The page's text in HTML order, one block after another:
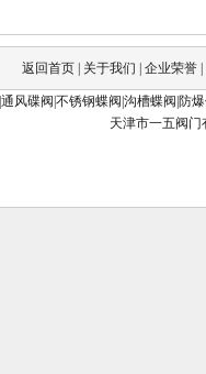
返回首页 关于我们 企业荣誉
通风碟阀 不锈钢蝶阀 沟槽蝶阀 防
天津市一五阀门